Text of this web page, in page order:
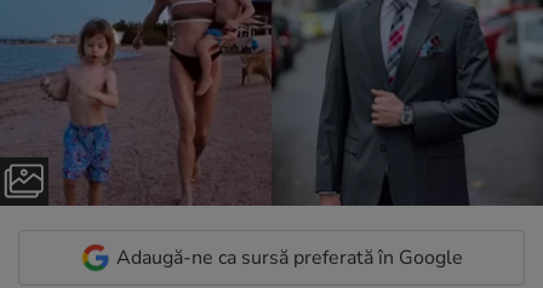
Adaugă-ne ca sursă preferată în Google